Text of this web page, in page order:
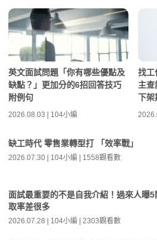
英文面試問題「你有哪些優點及
缺點？」更加分的6招回答技巧
附例句
2026.08.03 | 104小編
找工
主查
下架
缺工時代 零售業轉型打 「效率戰」
2026.07.30 | 104小編 | 1558觀看數
面試最重要的不是自我介紹！過來人曝
取率差很多
2026.07.28 | 104小編 | 2303觀看數